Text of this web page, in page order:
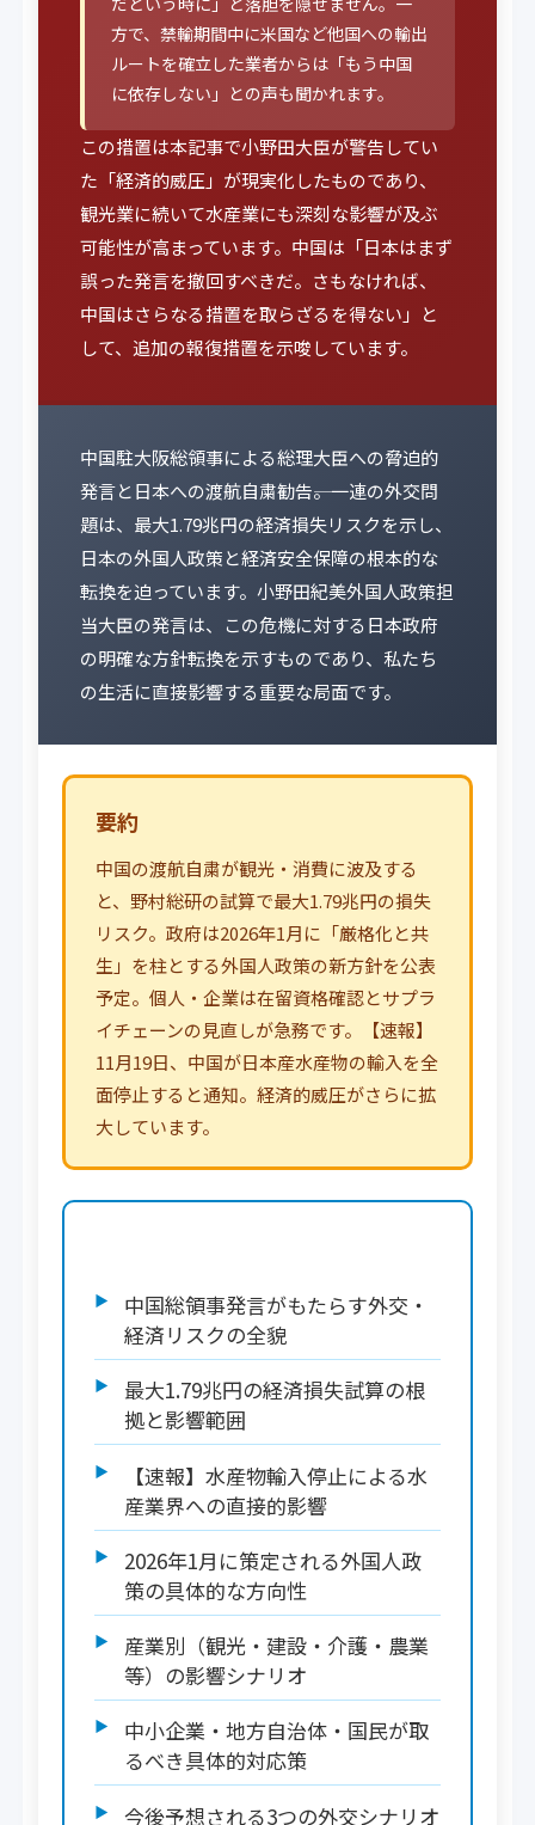
方で、禁輸期間中に米国など他国への輸出
ルートを確立した業者からは「もう中国
に依存しない」との声も聞かれます。
この措置は本記事で小野田大臣が警告してい
た「経済的威圧」が現実化したものであり、
観光業に続いて水産業にも深刻な影響が及ぶ
可能性が高まっています。中国は「日本はまず
誤った発言を撤回すべきだ。さもなければ、
中国はさらなる措置を取らざるを得ない」と
して、追加の報復措置を示唆しています。
中国駐大阪総領事による総理大臣への脅迫的
発言と日本への渡航自粛勧告――。一連の外交問
題は、最大1.79兆円の経済損失リスクを示し、
日本の外国人政策と経済安全保障の根本的な
転換を迫っています。小野田紀美外国人政策担
当大臣の発言は、この危機に対する日本政府
の明確な方針転換を示すものであり、私たち
の生活に直接影響する重要な局面です。
要約
中国の渡航自粛が観光・消費に波及する
と、野村総研の試算で最大1.79兆円の損失
リスク。政府は2026年1月に「厳格化と共
生」を柱とする外国人政策の新方針を公表
予定。個人・企業は在留資格確認とサプラ
イチェーンの見直しが急務です。【速報】
11月19日、中国が日本産水産物の輸入を全
面停止すると通知。経済的威圧がさらに拡
大しています。
中国総領事発言がもたらす外交・
経済リスクの全貌
最大1.79兆円の経済損失試算の根
拠と影響範囲
【速報】水産物輸入停止による水
産業界への直接的影響
2026年1月に策定される外国人政
策の具体的な方向性
産業別（観光・建設・介護・農業
等）の影響シナリオ
中小企業・地方自治体・国民が取
るべき具体的対応策
今後予想される3つの外交シナリオ